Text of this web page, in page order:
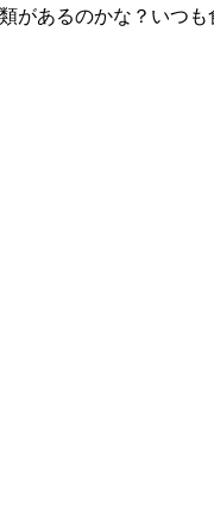
があるのかな？いつ